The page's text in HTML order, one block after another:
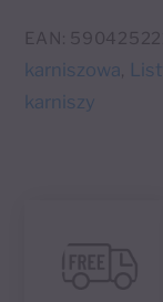
EAN:
karniszowa,
karniszy